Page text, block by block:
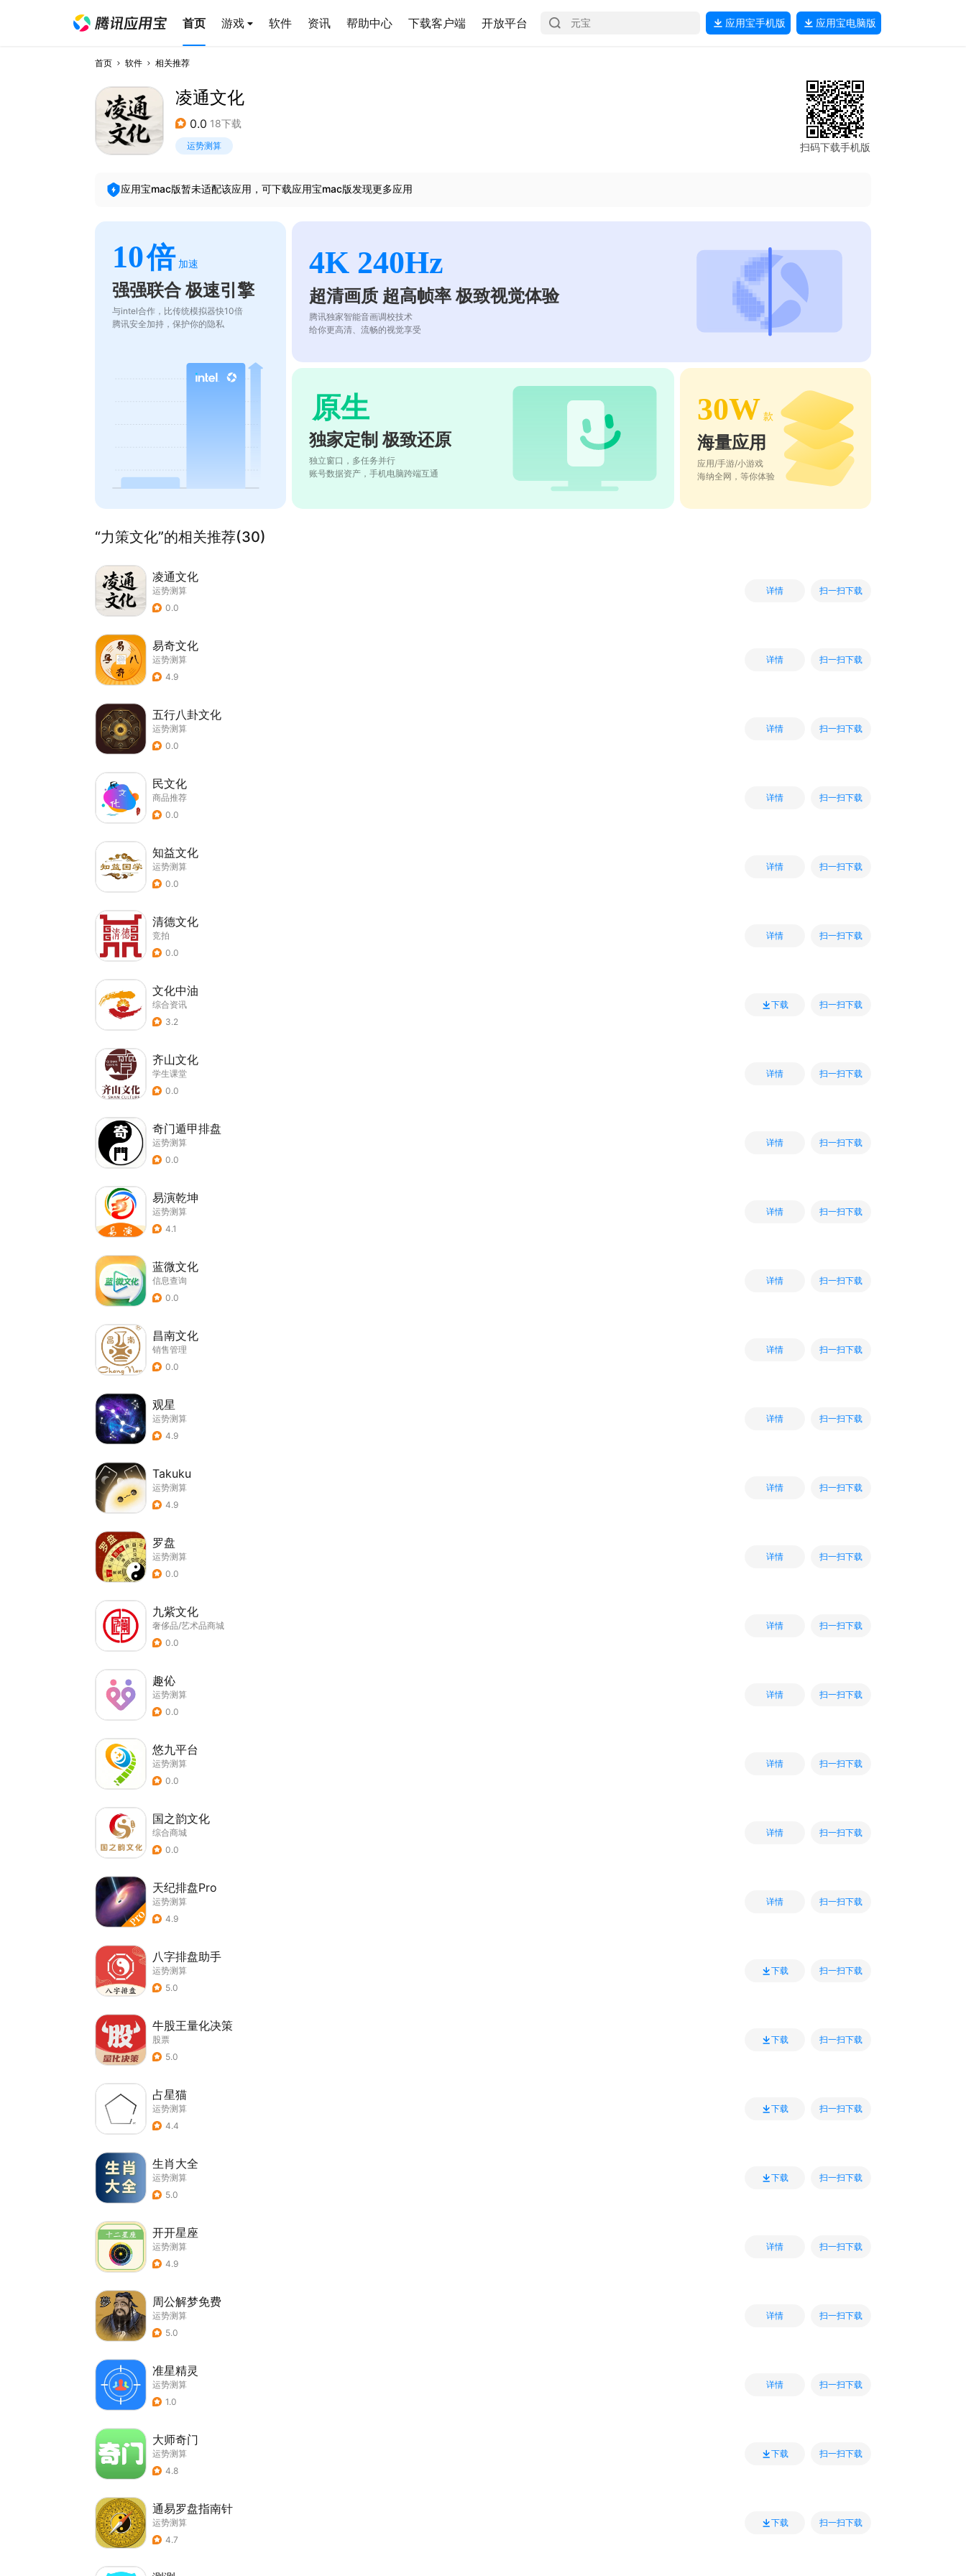
首页 游戏 软件 资讯 帮助中心 下载客户端 开放平台 应用宝手机版 应用宝电脑版
首页 软件 相关推荐
凌通文化
0.0 18下载
运势测算 扫码下载手机版
应用宝mac版暂未适配该应用，可下载应用宝mac版发现更多应用
10倍 加速
强强联合 极速引擎
与intel合作，比传统模拟器快10倍
腾讯安全加持，保护你的隐私
4K 240Hz
超清画质 超高帧率 极致视觉体验
腾讯独家智能音画调校技术
给你更高清、流畅的视觉享受
原生
独家定制 极致还原
独立窗口，多任务并行
账号数据资产，手机电脑跨端互通
30W 款
海量应用
应用/手游/小游戏
海纳全网，等你体验
“力策文化”的相关推荐(30)
凌通文化
运势测算
0.0
详情 扫一扫下载
易奇文化
运势测算
4.9
详情 扫一扫下载
五行八卦文化
运势测算
0.0
详情 扫一扫下载
民文化
商品推荐
0.0
详情 扫一扫下载
知益文化
运势测算
0.0
详情 扫一扫下载
清德文化
竞拍
0.0
详情 扫一扫下载
文化中油
综合资讯
3.2
下载 扫一扫下载
齐山文化
学生课堂
0.0
详情 扫一扫下载
奇门遁甲排盘
运势测算
0.0
详情 扫一扫下载
易演乾坤
运势测算
4.1
详情 扫一扫下载
蓝微文化
信息查询
0.0
详情 扫一扫下载
昌南文化
销售管理
0.0
详情 扫一扫下载
观星
运势测算
4.9
详情 扫一扫下载
Takuku
运势测算
4.9
详情 扫一扫下载
罗盘
运势测算
0.0
详情 扫一扫下载
九紫文化
奢侈品/艺术品商城
0.0
详情 扫一扫下载
趣伈
运势测算
0.0
详情 扫一扫下载
悠九平台
运势测算
0.0
详情 扫一扫下载
国之韵文化
综合商城
0.0
详情 扫一扫下载
天纪排盘Pro
运势测算
4.9
详情 扫一扫下载
八字排盘助手
运势测算
5.0
下载 扫一扫下载
牛股王量化决策
股票
5.0
下载 扫一扫下载
占星猫
运势测算
4.4
下载 扫一扫下载
生肖大全
运势测算
5.0
下载 扫一扫下载
开开星座
运势测算
4.9
详情 扫一扫下载
周公解梦免费
运势测算
5.0
详情 扫一扫下载
准星精灵
运势测算
1.0
详情 扫一扫下载
大师奇门
运势测算
4.8
下载 扫一扫下载
通易罗盘指南针
运势测算
4.7
下载 扫一扫下载